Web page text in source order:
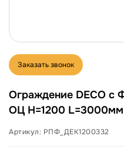
Заказать звонок
Ограждение DECO с
ОЦ H=1200
Артикул: РПФ_ДЕК1200332